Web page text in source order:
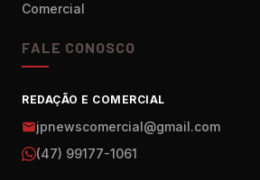
Comercial
FALE CONOSCO
REDAÇÃO E COMERCIAL
jpnewscomercial@gmail.com
(47) 99177-1061